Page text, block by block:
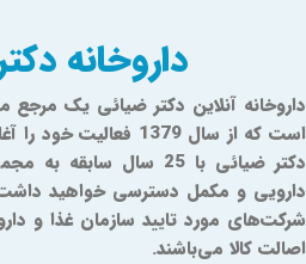
داروخانه
داروخانه آنلاین دکتر ضیائی یک مرجع
است که از سال 1379
دکتر ضیائی با 25 سال
دارویی و مکمل دسترسی خواهید
شرکت‌های مورد تایید سازمان غذا و
اصالت کالا می‌باشند.